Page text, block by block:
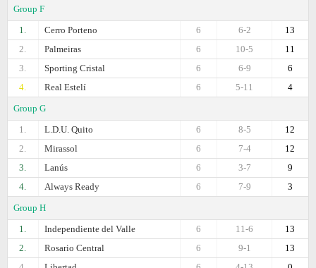
Group F
1.
Cerro Porteno 13
6-2
6
2.
Palmeiras 11
10-5
6
3.
Sporting Cristal 6
6-9
6
4.
Real Estelí 4
5-11
6
Group G
1.
L.D.U. Quito 12
8-5
6
2.
Mirassol 12
7-4
6
3.
Lanús 9
3-7
6
4.
Always Ready 3
7-9
6
Group H
1.
Independiente del Valle 13
11-6
6
2.
Rosario Central 13
9-1
6